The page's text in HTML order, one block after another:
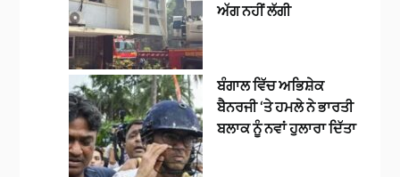
ਅੱਗ ਨਹੀਂ ਲੱਗੀ
ਬੰਗਾਲ ਵਿੱਚ ਅਭਿਸ਼ੇਕ
ਬੈਨਰਜੀ ‘ਤੇ ਹਮਲੇ ਨੇ ਭਾਰਤੀ
ਬਲਾਕ ਨੂੰ ਨਵਾਂ ਹੁਲਾਰਾ ਦਿੱਤਾ